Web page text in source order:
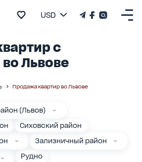
USD
с
Львове
Продажа квартир во Львове
(Львов)
Сиховский район
Зализничный район
Рудно